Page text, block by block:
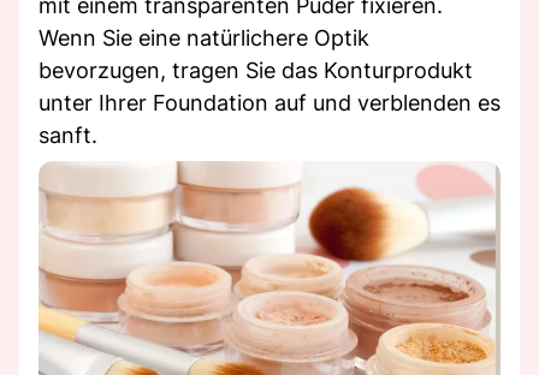
mit einem transparenten Puder fixieren.
Wenn Sie eine natürlichere Optik
bevorzugen, tragen Sie das Konturprodukt
unter Ihrer Foundation auf und verblenden es
sanft.